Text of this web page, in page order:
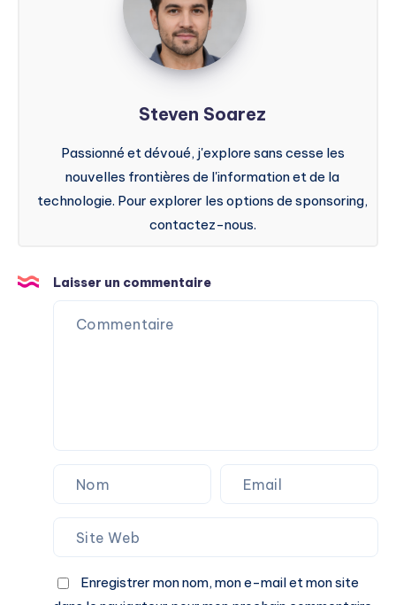
Steven Soarez
Passionné et dévoué, j'explore sans cesse les
nouvelles frontières de l'information et de la
technologie. Pour explorer les options de sponsoring,
contactez-nous.
Laisser un commentaire
Enregistrer mon nom, mon e-mail et mon site